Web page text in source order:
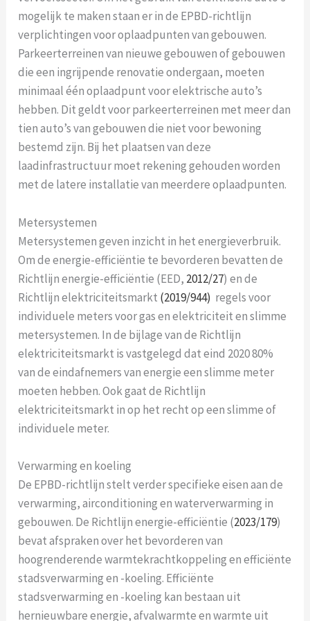
mogelijk te maken staan er in de EPBD-richtlijn
verplichtingen voor oplaadpunten van gebouwen.
Parkeerterreinen van nieuwe gebouwen of gebouwen
die een ingrijpende renovatie ondergaan, moeten
minimaal één oplaadpunt voor elektrische auto’s
hebben. Dit geldt voor parkeerterreinen met meer dan
tien auto’s van gebouwen die niet voor bewoning
bestemd zijn. Bij het plaatsen van deze
laadinfrastructuur moet rekening gehouden worden
met de latere installatie van meerdere oplaadpunten.
Metersystemen
Metersystemen geven inzicht in het energieverbruik.
Om de energie-efficiëntie te bevorderen bevatten de
Richtlijn energie-efficiëntie (EED, 2012/27) en de
Richtlijn elektriciteitsmarkt (2019/944) regels voor
individuele meters voor gas en elektriciteit en slimme
metersystemen. In de bijlage van de Richtlijn
elektriciteitsmarkt is vastgelegd dat eind 2020 80%
van de eindafnemers van energie een slimme meter
moeten hebben. Ook gaat de Richtlijn
elektriciteitsmarkt in op het recht op een slimme of
individuele meter.
Verwarming en koeling
De EPBD-richtlijn stelt verder specifieke eisen aan de
verwarming, airconditioning en waterverwarming in
gebouwen. De Richtlijn energie-efficiëntie (2023/179)
bevat afspraken over het bevorderen van
hoogrenderende warmtekrachtkoppeling en efficiënte
stadsverwarming en -koeling. Efficiënte
stadsverwarming en -koeling kan bestaan uit
hernieuwbare energie, afvalwarmte en warmte uit